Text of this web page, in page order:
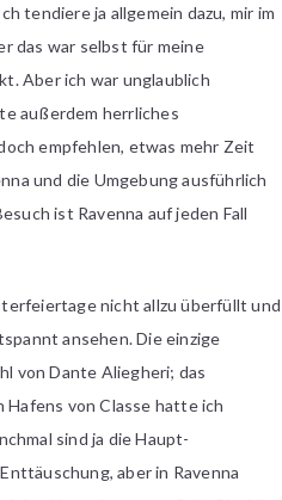
tendiere ja allgemein dazu, mir im
das war selbst für meine
Aber ich war unglaublich
außerdem herrliches
empfehlen, etwas mehr Zeit
und die Umgebung ausführlich
ist Ravenna auf jeden Fall
nicht allzu überfüllt und
ansehen. Die einzige
von Dante Aliegheri; das
von Classe hatte ich
sind ja die Haupt-
aber in Ravenna